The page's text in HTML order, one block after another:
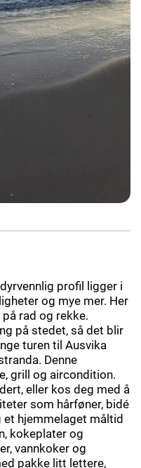
profil ligger i
og mye mer. Her
rad og rekke.
på stedet, så det blir
turen til Ausvika
Denne
grill og aircondition.
eller kos deg med å
som hårføner, bidé
hjemmelaget måltid
kokeplater og
vannkoker og
pakke litt lettere,